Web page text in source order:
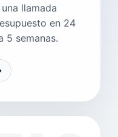
llamada
en 24
5 semanas.